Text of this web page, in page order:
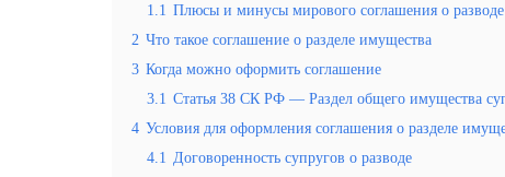
1.1 Плюсы и минусы мирового соглашения о разводе
2 Что такое соглашение о разделе имущества
3 Когда можно оформить соглашение
3.1 Статья 38 СК РФ — Раздел общего имущества
4 Условия для оформления соглашения о разделе
4.1 Договоренность супругов о разводе